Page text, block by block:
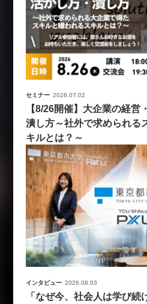
セミナー 2026.07.02
【8/26開催】大企業の経営
潰し方～社外で求められる
キルとは？～
インタビュー 2026.08.03
「なぜ今、社会人は学び